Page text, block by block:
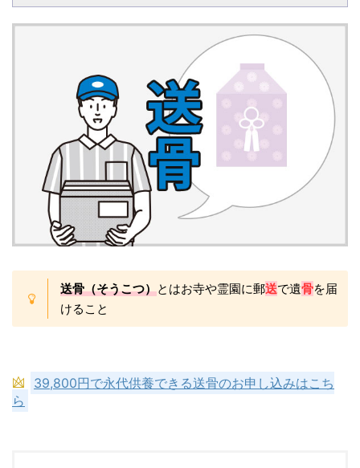
送骨（そうこつ）とはお寺や霊園に郵送で遺骨を届
けること
39,800円で永代供養できる送骨のお申し込みはこち
ら